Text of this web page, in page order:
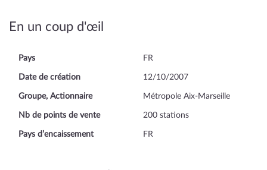
En un coup d'œil
Pays FR
Date de création 12/10/2007
Groupe, Actionnaire Métropole Aix-Marseille
Nb de points de vente 200 stations
Pays d’encaissement FR